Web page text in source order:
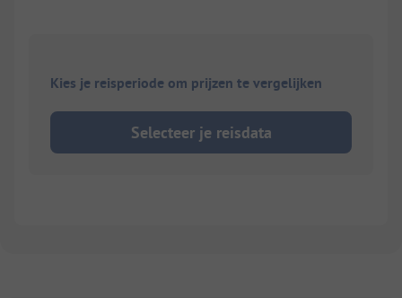
Kies je reisperiode om prijzen te vergelijken
Selecteer je reisdata